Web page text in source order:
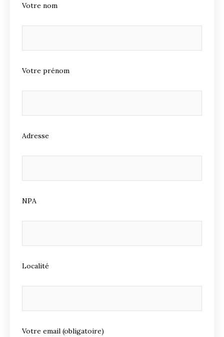
Votre nom
Votre prénom
Adresse
NPA
Localité
Votre email (obligatoire)